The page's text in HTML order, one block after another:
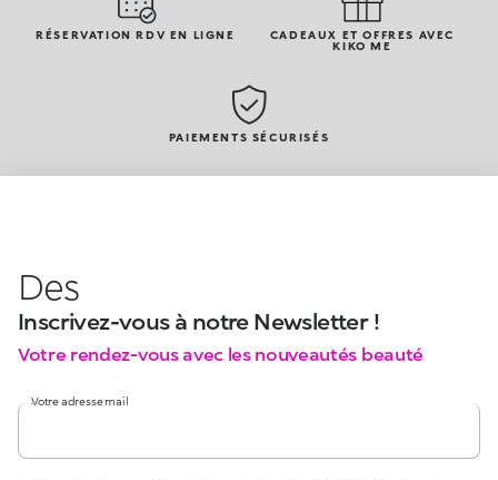
RÉSERVATION RDV EN LIGNE
CADEAUX ET OFFRES AVEC
KIKO ME
PAIEMENTS SÉCURISÉS
Des
Inscrivez-vous à notre Newsletter !
Votre rendez-vous avec les nouveautés beauté
Votre adresse mail